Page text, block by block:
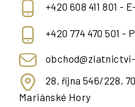
+420 608 411 801 -
+420 774 470 501 -
28. října 546/228,
Mariánské Hory